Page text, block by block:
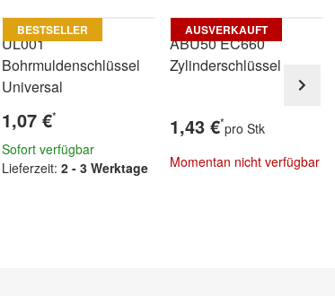
BESTSELLER
UL001
Bohrmuldenschlüssel
Universal
1,07 €*
Sofort verfügbar
Lieferzeit: 2 - 3 Werktage
AUSVERKAUFT
ABU50 EC660
Zylinderschlüssel
1,43 €*pro Stk
Momentan nicht verfügbar